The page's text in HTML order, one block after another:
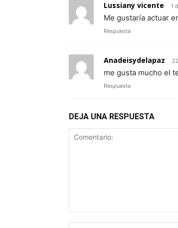
Lussiany vicente 1
Me gustaría actuar
Respuesta
Anadeisydelapaz
me gusta mucho el
Respuesta
DEJA UNA RESPUESTA